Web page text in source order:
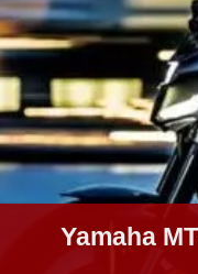
Yamaha
Yamaha